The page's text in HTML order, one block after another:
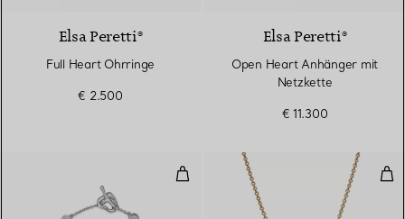
Elsa Peretti®
Full Heart Ohrringe
€ 2.500
Elsa Peretti®
Open Heart Anhänger mit
Netzkette
€ 11.300
Open Heart Armband in Platin